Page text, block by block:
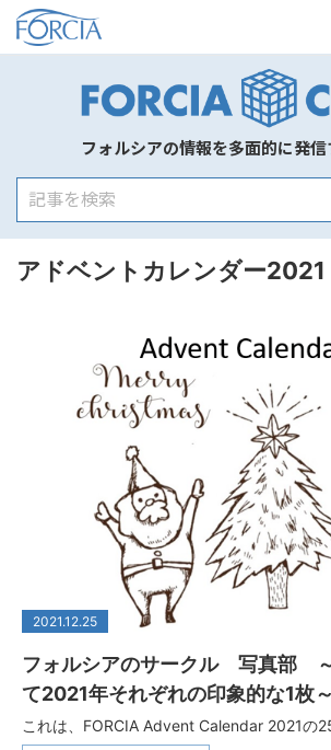
フォルシアの情報を多面的に発
アドベントカレンダー2021
2021.12.25
フォルシアのサークル 写真部
て2021年それぞれの印象的な1枚～
これは、FORCIA Advent Calendar 2021の